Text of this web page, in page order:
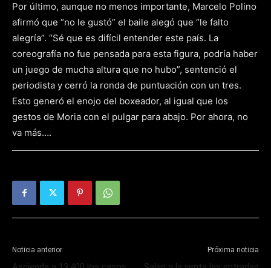
Por último, aunque no menos importante, Marcelo Polino
afirmó que “no le gustó” el baile alegó que “le falto
alegría”. “Sé que es difícil entender este país. La
coreografía no fue pensada para esta figura, podría haber
un juego de mucha altura que no hubo”, sentenció el
periodista y cerró la ronda de puntuación con un tres.
Esto generó el enojo del boxeador, al igual que los
gestos de Moria con el pulgar para abajo. Por ahora, no
va más….
Noticia anterior Próxima noticia